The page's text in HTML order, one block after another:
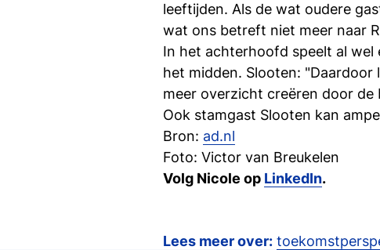
leeftijden. Als de wat oudere
wat ons betreft niet meer naar
In het achterhoofd speelt al wel
het midden. Slooten:
meer overzicht creëren door
Ook stamgast Slooten kan
Bron: ad.nl
Foto: Victor van Breukelen
Volg Nicole op LinkedIn.
Lees meer over: